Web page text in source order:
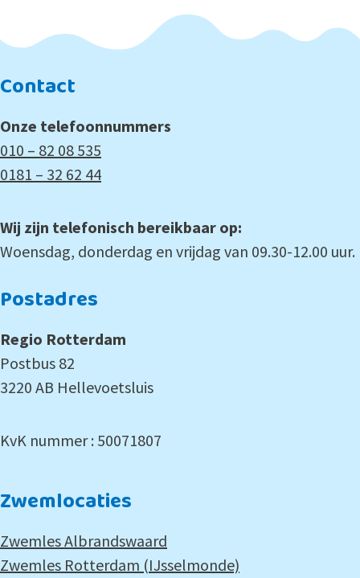
Contact
Onze telefoonnummers
010 – 82 08 535
0181 – 32 62 44
Wij zijn telefonisch bereikbaar op:
Woensdag, donderdag en vrijdag van 09.30-12.00 uur.
Postadres
Regio Rotterdam
Postbus 82
3220 AB Hellevoetsluis
KvK nummer : 50071807
Zwemlocaties
Zwemles Albrandswaard
Zwemles Rotterdam (IJsselmonde)